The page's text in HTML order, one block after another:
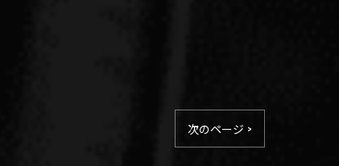
次のページ >